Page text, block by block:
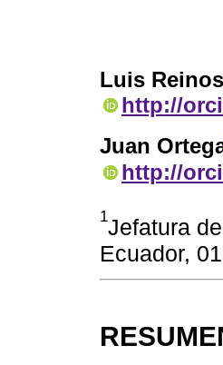
Luis
http://
Juan
http://
1Jefatura
Ecuador,